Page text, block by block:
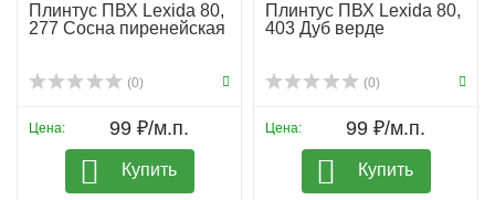
Плинтус ПВХ Lexida 80,
277 Сосна пиренейская
(0)
Цена: 99 ₽/м.п.
Купить
Плинтус ПВХ Lexida 80,
403 Дуб верде
(0)
Цена: 99 ₽/м.п.
Купить